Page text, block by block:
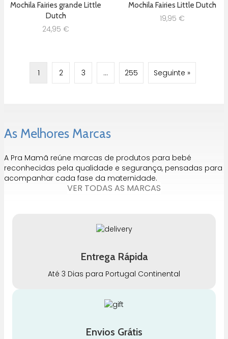
Mochila Fairies grande Little
Dutch
24,95 €
Mochila Fairies Little Dutch
19,95 €
1 2 3 … 255 Seguinte »
As Melhores Marcas
A Pra Mamã reúne marcas de produtos para bebé
reconhecidas pela qualidade e segurança, pensadas para
acompanhar cada fase da maternidade.
VER TODAS AS MARCAS
Entrega Rápida
Até 3 Dias para Portugal Continental
Envios Grátis